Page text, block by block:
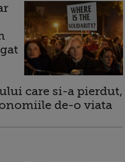
care si-a pierdut,
de-o viata